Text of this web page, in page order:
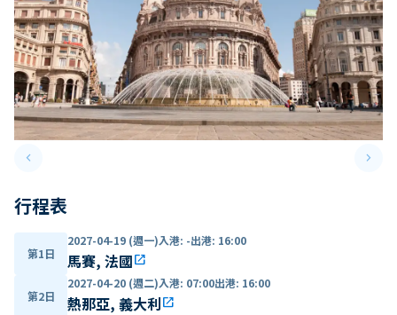
keyboard_arrow_leftPrevious slide keyboard_arrow_right
行程表
第1日
2027-04-19 (週一)入港: -出港: 16:00
馬賽, 法國open_in_new
第2日
2027-04-20 (週二)入港: 07:00出港: 16:00
熱那亞, 義大利open_in_new